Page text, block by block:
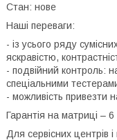
Стан: нове
Наші переваги:
- із усього ряду
яскравістю,
- подвійний контроль:
спеціальними
- можливість привезти
Гарантія на матриці –
Для сервісних центрів